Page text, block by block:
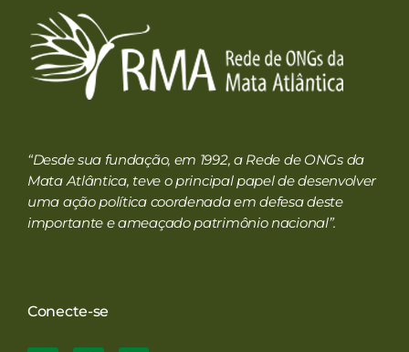
“Desde sua fundação, em 1992, a Rede de ONGs da
Mata Atlântica, teve o principal papel de desenvolver
uma ação política coordenada em defesa deste
importante e ameaçado patrimônio nacional”.
Conecte-se